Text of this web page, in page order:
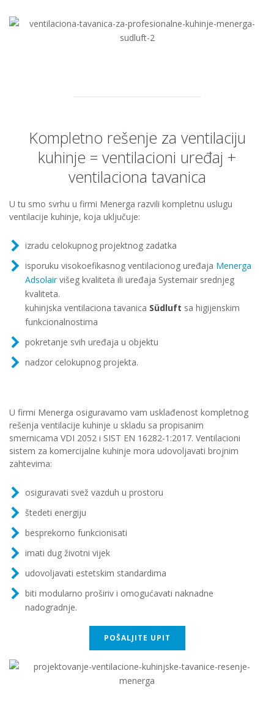
Kompletno rešenje za ventilaciju
kuhinje = ventilacioni uređaj +
ventilaciona tavanica
U tu smo svrhu u firmi Menerga razvili kompletnu uslugu
ventilacije kuhinje, koja uključuje:
izradu celokupnog projektnog zadatka
isporuku visokoefikasnog ventilacionog uređaja Menerga
Adsolairvišeg kvaliteta ili uređaja Systemair srednjeg
kvaliteta.
kuhinjska ventilaciona tavanica Südluft sa higijenskim
funkcionalnostima
pokretanje svih uređaja u objektu
nadzor celokupnog projekta.
U firmi Menerga osiguravamo vam usklađenost kompletnog
rešenja ventilacije kuhinje u skladu sa propisanim
smernicama VDI 2052 i SIST EN 16282-1:2017. Ventilacioni
sistem za komercijalne kuhinje mora udovoljavati brojnim
zahtevima:
osiguravati svež vazduh u prostoru
štedeti energiju
besprekorno funkcionisati
imati dug životni vijek
udovoljavati estetskim standardima
biti modularno proširiv i omogućavati naknadne
nadogradnje.
POŠALJITE UPIT